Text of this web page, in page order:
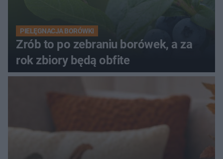
PIELĘGNACJA BORÓWKI
Zrób to po zebraniu borówek, a za
rok zbiory będą obfite